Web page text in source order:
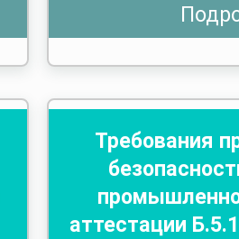
Требования
аттестации